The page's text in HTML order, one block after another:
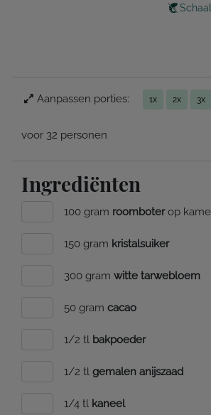
Aanpassen porties: 1x 2x 3x
voor 32 personen
Ingrediënten
100 gram roomboterop
150 gram kristalsuiker
300 gram witte tarwebloem
50 gram cacao
1/2 tl bakpoeder
1/2 tl gemalen anijszaad
1/4 tl kaneel